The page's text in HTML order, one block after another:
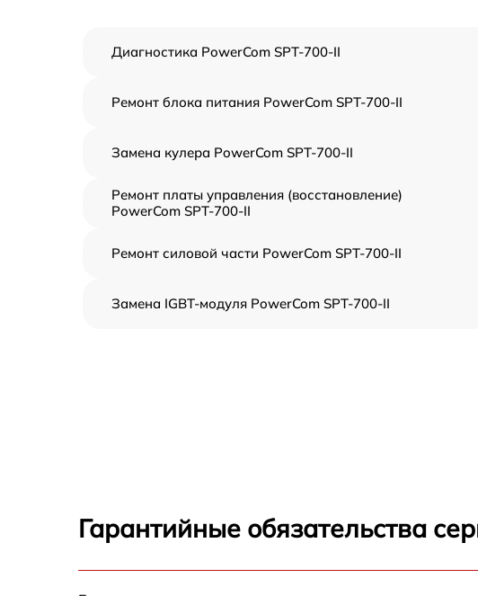
Диагностика PowerCom SPT-700-II
Ремонт блока питания PowerCom SPT-700-II
Замена кулера PowerCom SPT-700-II
Ремонт платы управления (восстановление)
PowerCom SPT-700-II
Ремонт силовой части PowerCom SPT-700-II
Замена IGBT-модуля PowerCom SPT-700-II
Гарантийные обязательства